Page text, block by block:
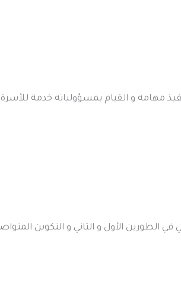
مهامه و القيام بمسؤولياته خدمة
في الطورين الأول و الثاني و التكوين